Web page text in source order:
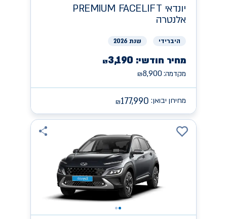
יונדאי PREMIUM FACELIFT
אלנטרה
היברידי שנת 2026
מחיר חודשי: ₪3,190
מקדמה: ₪8,900
מחירון יבואן: ₪177,990